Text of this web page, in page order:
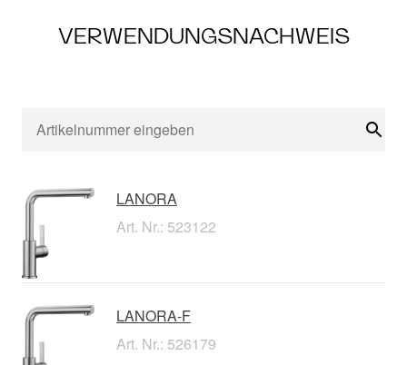
VERWENDUNGSNACHWEIS
LANORA
Art. Nr.: 523122
LANORA-F
Art. Nr.: 526179